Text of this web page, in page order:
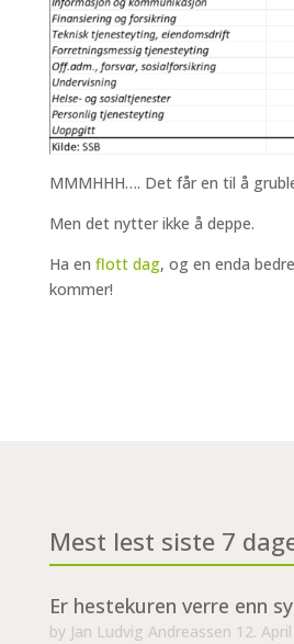
MMMHHH…. Det får en til å
Men det nytter ikke å deppe.
Ha en flott dag, og en enda
kommer!
Mest lest siste 7
Er hestekuren verre enn
by Jan Ludvig Andreassen 12.